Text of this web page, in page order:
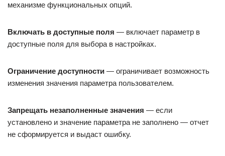
механизме функциональных опций.
Включать в доступные поля — включает параметр в
доступные поля для выбора в настройках.
Ограничение доступности — ограничивает возможность
изменения значения параметра пользователем.
Запрещать незаполненные значения — если
установлено и значение параметра не заполнено — отчет
не сформируется и выдаст ошибку.